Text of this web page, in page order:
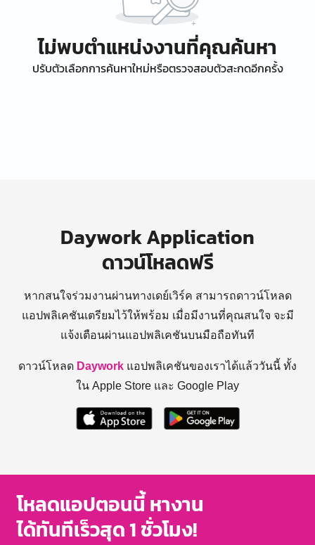
ไม่พบตำแหน่งงานที่คุณค้นหา
ปรับตัวเลือกการค้นหาใหม่หรือตรวจสอบตัวสะกดอีกครั้ง
Daywork Application
ดาวน์โหลดฟรี
หากสนใจร่วมงานผ่านทางเดย์เวิร์ค สามารถดาวน์โหลด
แอปพลิเคชันเตรียมไว้ให้พร้อม เมื่อมีงานที่คุณสนใจ จะมี
แจ้งเตือนผ่านแอปพลิเคชันบนมือถือทันที
ดาวน์โหลด Daywork แอปพลิเคชันของเราได้แล้ววันนี้ ทั้ง
ใน Apple Store และ Google Play
โหลดแอปตอนนี้ หางาน
ได้ทันทีเร็วสุด 1 ชั่วโมง!